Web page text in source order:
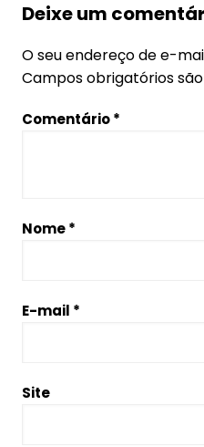
Deixe um
O seu endereço de e-
Campos obrigatórios
Comentário*
Nome*
E-mail *
Site